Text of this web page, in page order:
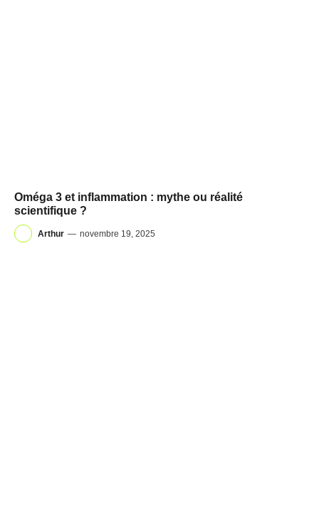
Oméga 3 et inflammation : mythe ou réalité
scientifique ?
Arthur — novembre 19, 2025